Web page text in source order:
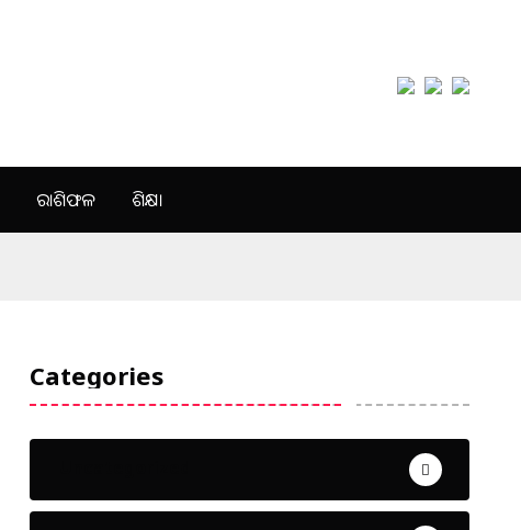
ରାଶିଫଳ ଶିକ୍ଷା
Categories